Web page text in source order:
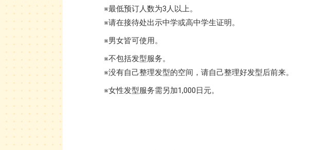
※最低预订人数为3人以上。
※请在接待处出示中学或高中学生证明。
※男女皆可使用。
※不包括发型服务。
※没有自己整理发型的空间，请自己整理好发型后前来。
※女性发型服务需另加1,000日元。